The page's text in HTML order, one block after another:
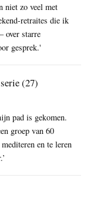
niet zo veel met
retraites die ik
over starre
gesprek.'
(27)
pad is gekomen.
groep van 60
en te leren